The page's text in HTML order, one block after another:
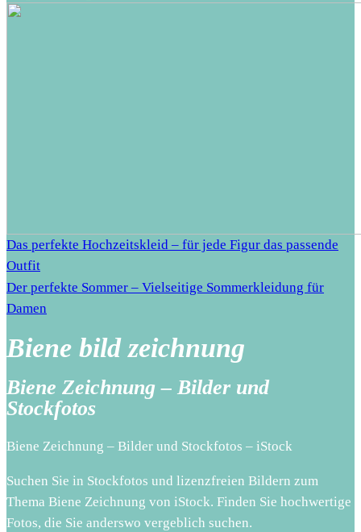
Das perfekte Hochzeitskleid – für jede Figur das passende
Outfit
Der perfekte Sommer – Vielseitige Sommerkleidung für
Damen
Biene bild zeichnung
Biene Zeichnung – Bilder und
Stockfotos
Biene Zeichnung – Bilder und Stockfotos – iStock
Suchen Sie in Stockfotos und lizenzfreien Bildern zum
Thema Biene Zeichnung von iStock. Finden Sie hochwertige
Fotos, die Sie anderswo vergeblich suchen.